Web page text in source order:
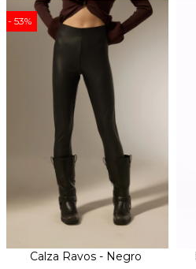
53
Calza Ravos - Negro